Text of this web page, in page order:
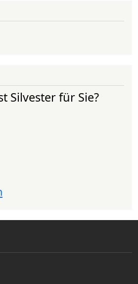
Silvester für Sie?